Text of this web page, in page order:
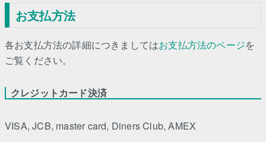
お支払方法
各お支払方法の詳細につきましてはお支払方法のページを
ご覧ください。
クレジットカード決済
VISA, JCB, master card, Diners Club, AMEX